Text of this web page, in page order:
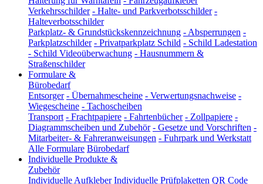
Verkehrsschilder - Halte- und Parkverbotsschilder -
Halteverbotsschilder
Parkplatz- & Grundstückskennzeichnung - Absperrungen -
Parkplatzschilder - Privatparkplatz Schild - Schild Ladestation
- Schild Videoüberwachung - Hausnummern &
Straßenschilder
Formulare &
Bürobedarf
Entsorger - Übernahmescheine - Verwertungsnachweise -
Wiegescheine - Tachoscheiben
Transport - Frachtpapiere - Fahrtenbücher - Zollpapiere -
Diagrammscheiben und Zubehör - Gesetze und Vorschriften -
Mitarbeiter- & Fahreranweisungen - Fuhrpark und Werkstatt
Alle Formulare Bürobedarf
Individuelle Produkte &
Zubehör
Individuelle Aufkleber Individuelle Prüfplaketten QR Code